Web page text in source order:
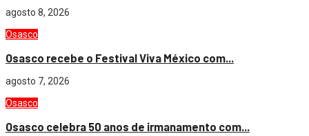
agosto 8, 2026
Osasco
Osasco recebe o Festival Viva México com...
agosto 7, 2026
Osasco
Osasco celebra 50 anos de irmanamento com...